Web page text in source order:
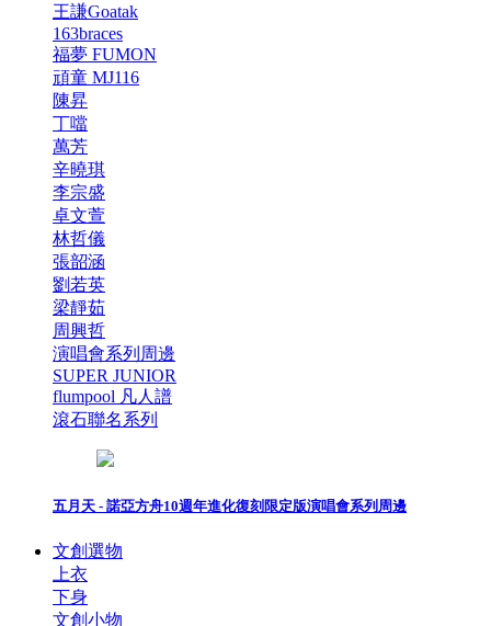
王謙Goatak
163braces
福夢 FUMON
頑童 MJ116
陳昇
丁噹
萬芳
辛曉琪
李宗盛
卓文萱
林哲儀
張韶涵
劉若英
梁靜茹
周興哲
演唱會系列周邊
SUPER JUNIOR
flumpool 凡人譜
滾石聯名系列
五月天 - 諾亞方舟10週年進化復刻限定版演唱會系列周邊
文創選物
上衣
下身
文創小物